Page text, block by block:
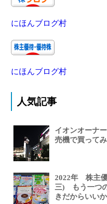
にほんブログ村
にほんブログ村
人気記事
イオンオーナ
売機で買って
2022年 株主
三) もう一つ
きだからいいか